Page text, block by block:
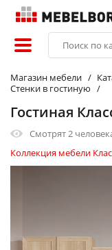
Магазин мебели
Стенки в гостиную
Гостиная
Смотрят2
Коллекция мебели